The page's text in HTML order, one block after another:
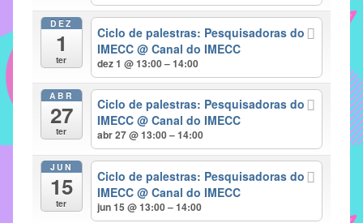
pacificadoras
problemas
verificados
instituto,
DEZ
1
ter
Ciclo de palestras: Pesquisadoras do
IMECC@ Canal do IMECC
dez 1 @ 13:00 – 14:00
ABR
27
ter
Ciclo de palestras: Pesquisadoras do
IMECC@ Canal do IMECC
abr 27 @ 13:00 – 14:00
JUN
15
ter
Ciclo de palestras: Pesquisadoras do
IMECC@ Canal do IMECC
jun 15 @ 13:00 – 14:00